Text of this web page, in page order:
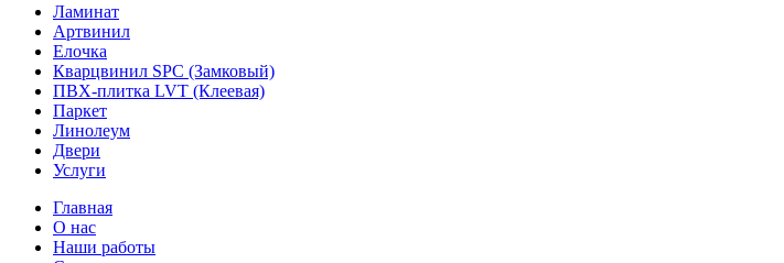
Ламинат
Артвинил
Елочка
Кварцвинил SPC (Замковый)
ПВХ-плитка LVT (Клеевая)
Паркет
Линолеум
Двери
Услуги
Главная
О нас
Наши работы